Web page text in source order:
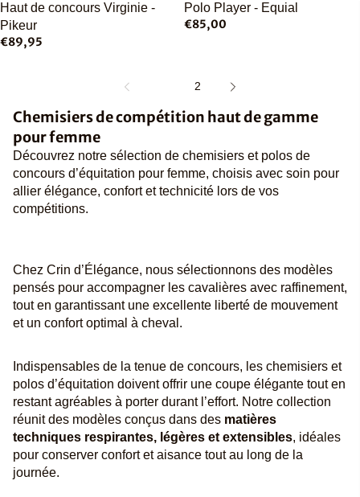
Haut de concours Virginie -
Pikeur
€89,95
Polo Player - Equial
€85,00
2
Chemisiers de compétition haut de gamme
pour femme
Découvrez notre sélection de chemisiers et polos de
concours d’équitation pour femme, choisis avec soin pour
allier élégance, confort et technicité lors de vos
compétitions.
Chez Crin d’Élégance, nous sélectionnons des modèles
pensés pour accompagner les cavalières avec raffinement,
tout en garantissant une excellente liberté de mouvement
et un confort optimal à cheval.
Indispensables de la tenue de concours, les chemisiers et
polos d’équitation doivent offrir une coupe élégante tout en
restant agréables à porter durant l’effort. Notre collection
réunit des modèles conçus dans des matières
techniques respirantes, légères et extensibles, idéales
pour conserver confort et aisance tout au long de la
journée.